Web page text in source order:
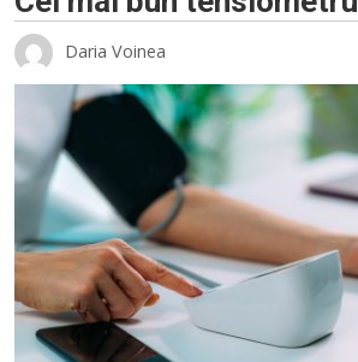
Daria Voinea